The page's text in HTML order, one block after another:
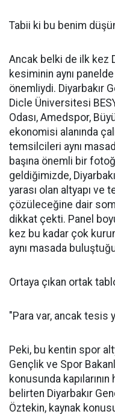
Tabii ki bu benim
Ancak belki de ilk kez
kesiminin aynı
önemliydi. Diyarbakır
Dicle Üniversitesi
Odası, Amedspor,
ekonomisi alanında
temsilcileri aynı
başına önemli bir
geldiğimizde,
yarası olan altyapı ve
çözüleceğine dair
dikkat çekti. Panel
kez bu kadar çok
aynı masada
Ortaya çıkan ortak
"Para var, ancak tesis
Peki, bu kentin spor
Gençlik ve Spor
konusunda
belirten Diyarbakır
Öztekin, kaynak